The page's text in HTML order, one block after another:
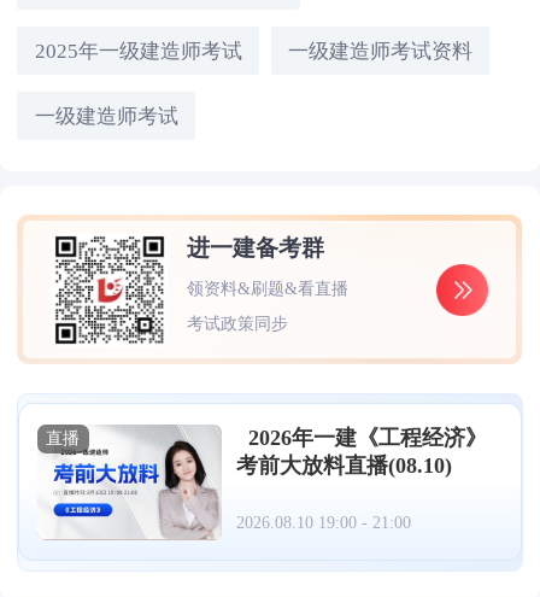
2025年一级建造师考试 一级建造师考试资料
一级建造师考试
进一建备考群
领资料&刷题&看直播
考试政策同步
直播
2026年一建《工程经济》
考前大放料直播(08.10)
2026.08.10 19:00 - 21:00